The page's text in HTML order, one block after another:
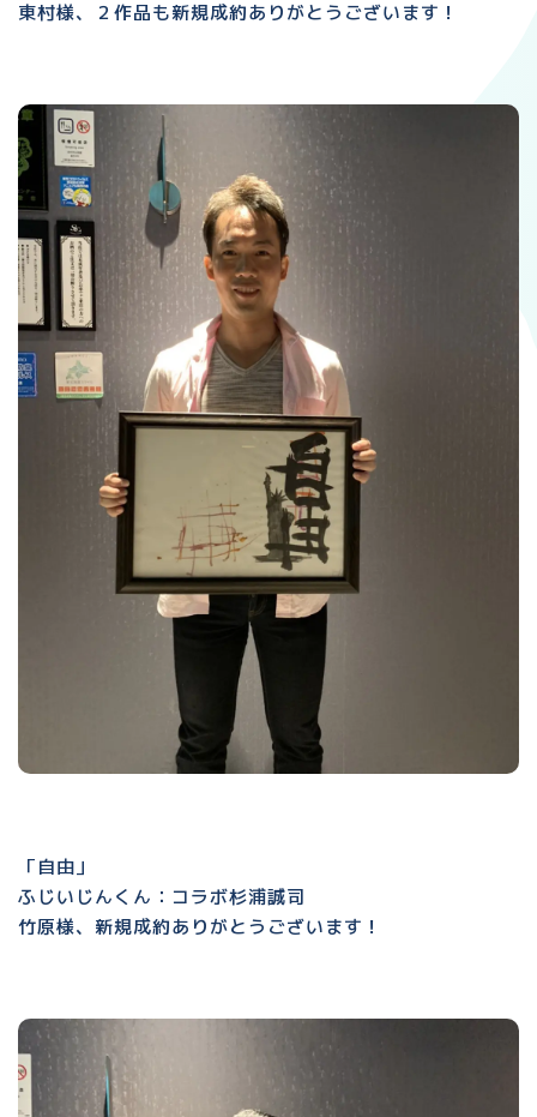
東村様、２作品も新規成約ありがとうございます！
「自由」
ふじいじんくん：コラボ杉浦誠司
竹原様、新規成約ありがとうございます！